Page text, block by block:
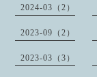
2024-03（2）
2023-09（2）
2023-03（3）